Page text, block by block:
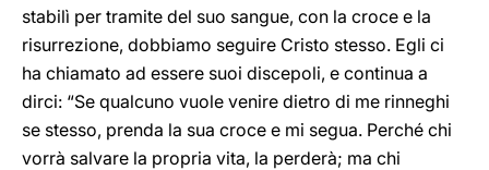
stabilì per tramite del suo sangue, con la croce e la
risurrezione, dobbiamo seguire Cristo stesso. Egli ci
ha chiamato ad essere suoi discepoli, e continua a
dirci: “Se qualcuno vuole venire dietro di me rinneghi
se stesso, prenda la sua croce e mi segua. Perché chi
vorrà salvare la propria vita, la perderà; ma chi